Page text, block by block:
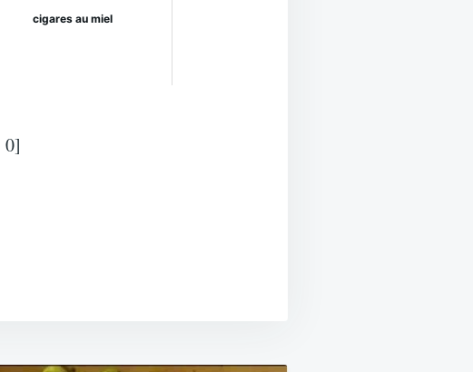
cigares au miel
0]